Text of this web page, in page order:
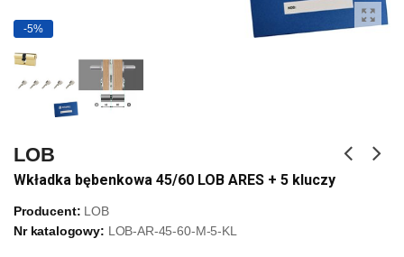
-5%
LOB
Wkładka bębenkowa 45/60 LOB ARES + 5 kluczy
Producent: LOB
Nr katalogowy: LOB-AR-45-60-M-5-KL